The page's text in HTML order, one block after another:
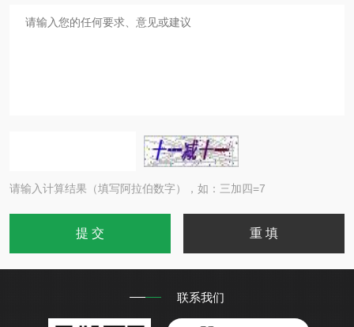
请输入计算结果（填写阿拉伯数字），如：三加四=7
联系我们